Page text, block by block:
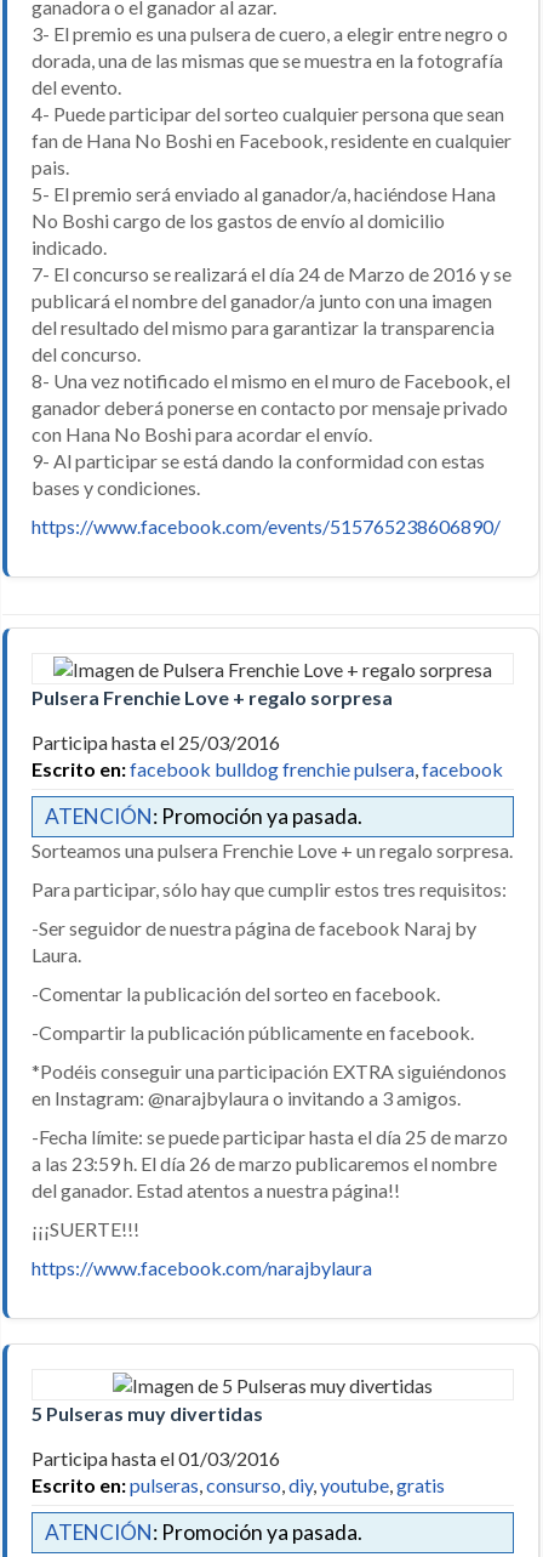
ganadora o el ganador al azar.
3- El premio es una pulsera de cuero, a elegir entre negro o
dorada, una de las mismas que se muestra en la fotografía
del evento.
4- Puede participar del sorteo cualquier persona que sean
fan de Hana No Boshi en Facebook, residente en cualquier
pais.
5- El premio será enviado al ganador/a, haciéndose Hana
No Boshi cargo de los gastos de envío al domicilio
indicado.
7- El concurso se realizará el día 24 de Marzo de 2016 y se
publicará el nombre del ganador/a junto con una imagen
del resultado del mismo para garantizar la transparencia
del concurso.
8- Una vez notificado el mismo en el muro de Facebook, el
ganador deberá ponerse en contacto por mensaje privado
con Hana No Boshi para acordar el envío.
9- Al participar se está dando la conformidad con estas
bases y condiciones.
https://www.facebook.com/events/515765238606890/
Pulsera Frenchie Love + regalo sorpresa
Participa hasta el 25/03/2016
Escrito en:facebook bulldog frenchie pulsera facebook
ATENCIÓN: Promoción ya pasada.
Sorteamos una pulsera Frenchie Love + un regalo sorpresa.
Para participar, sólo hay que cumplir estos tres requisitos:
-Ser seguidor de nuestra página de facebook Naraj by
Laura.
-Comentar la publicación del sorteo en facebook.
-Compartir la publicación públicamente en facebook.
*Podéis conseguir una participación EXTRA siguiéndonos
en Instagram: @narajbylaura o invitando a 3 amigos.
-Fecha límite: se puede participar hasta el día 25 de marzo
a las 23:59 h. El día 26 de marzo publicaremos el nombre
del ganador. Estad atentos a nuestra página!!
¡¡¡SUERTE!!!
https://www.facebook.com/narajbylaura
5 Pulseras muy divertidas
Participa hasta el 01/03/2016
Escrito en:pulseras consurso diy, youtube gratis
ATENCIÓN: Promoción ya pasada.